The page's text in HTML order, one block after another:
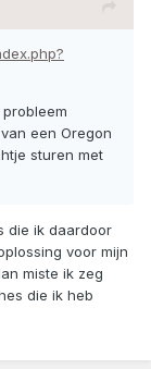
een Oregon
sturen met
die ik daardoor
voor mijn
miste ik zeg
die ik heb